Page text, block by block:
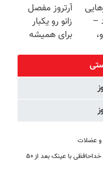
کننده خانگی
–
آرتروز مفصل
زانو رو یکبار
برای همیشه
توضیحات یک متخصص درباره تبلیغات اینستاگرامی خداحافظی با عینک بعد از ۵۰